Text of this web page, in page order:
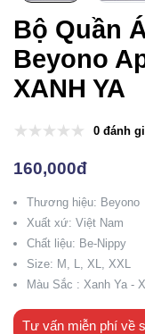
Bộ Quần
Beyono
XANH YA
0 đánh
160,000đ
Thương hiệu: Beyono
Xuất xứ: Việt Nam
Chất liệu: Be-Nippy
Size: M, L, XL, XXL
Màu Sắc : Xanh Ya -
Tư vấn miễn phí về